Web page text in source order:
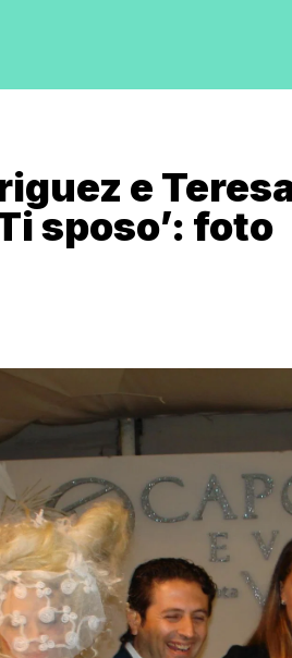
e
sposo’: foto